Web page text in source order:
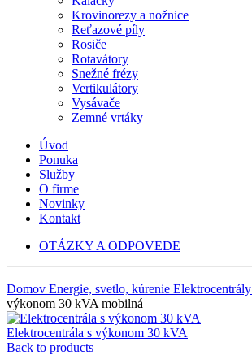
Krovinorezy a nožnice
Reťazové píly
Rosiče
Rotavátory
Snežné frézy
Vertikulátory
Vysávače
Zemné vrtáky
Úvod
Ponuka
Služby
O firme
Novinky
Kontakt
OTÁZKY A ODPOVEDE
Domov Energie, svetlo, kúrenie Elektrocentrály
výkonom 30 kVA mobilná
Elektrocentrála s výkonom 30 kVA
Back to products